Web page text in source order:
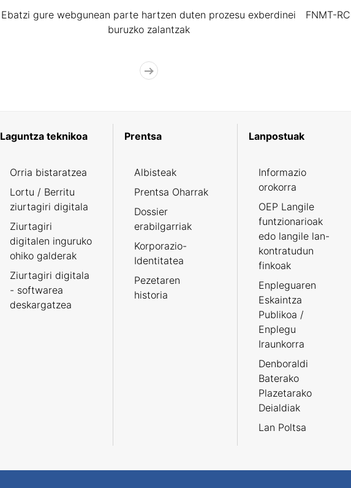
Ebatzi gure webgunean parte hartzen duten prozesu exberdinei
buruzko zalantzak
FNMT-
Laguntza teknikoa
Orria bistaratzea
Lortu / Berritu
ziurtagiri digitala
Ziurtagiri
digitalen inguruko
ohiko galderak
Ziurtagiri digitala
- softwarea
deskargatzea
Prentsa
Albisteak
Prentsa Oharrak
Dossier
erabilgarriak
Korporazio-
Identitatea
Pezetaren
historia
Lanpostuak
Informazio
orokorra
OEP Langile
funtzionarioak
edo langile lan-
kontratudun
finkoak
Enpleguaren
Eskaintza
Publikoa /
Enplegu
Iraunkorra
Denboraldi
Baterako
Plazetarako
Deialdiak
Lan Poltsa